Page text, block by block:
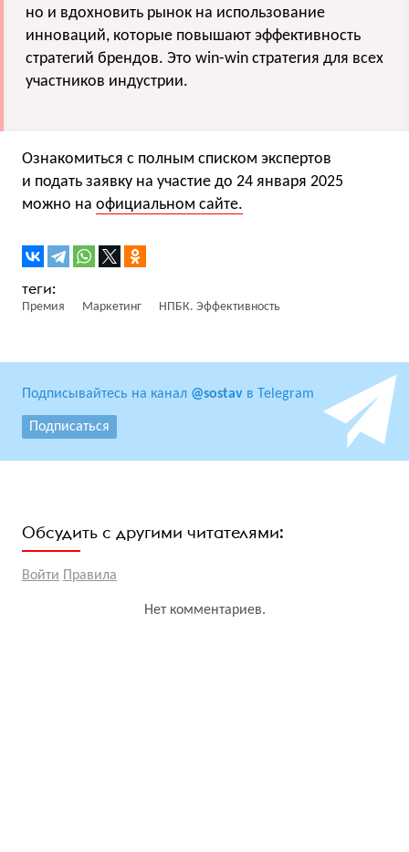
но и вдохновить рынок на использование
инноваций, которые повышают эффективность
стратегий брендов. Это win-win стратегия для всех
участников индустрии.
Ознакомиться с полным списком экспертов
и подать заявку на участие до 24 января 2025
можно на официальном сайте.
Премия Маркетинг НПБК. Эффективность
Подписывайтесь на канал @sostav в Telegram
Подписаться
Обсудить с другими читателями:
Войти Правила
Нет комментариев.